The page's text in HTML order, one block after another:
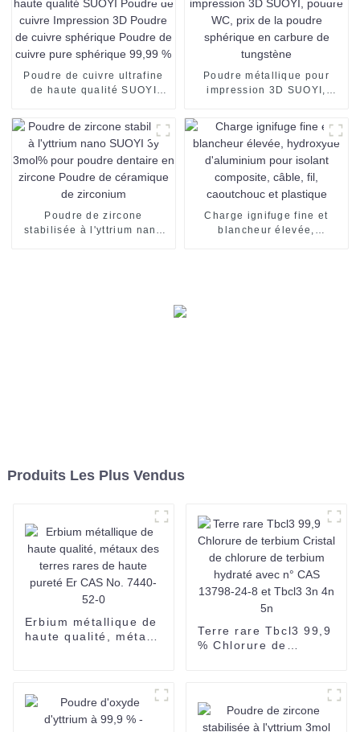
Poudre de cuivre ultrafine
de haute qualité SUOYI
cuivre sphérique Poudre de
cuivre pure sphérique 99,99
%
Poudre métallique pour
impression 3D SUOYI,
carbure de tungstène
Poudre de zircone
stabilisée à l'yttrium nano
Charge ignifuge fine et
blancheur élevée,
Produits Les Plus Vendus
Erbium métallique de
haute qualité, métaux
Terre rare Tbcl3 99,9
% Chlorure de
13798-24-8 et Tbcl3
3n 4n 5n